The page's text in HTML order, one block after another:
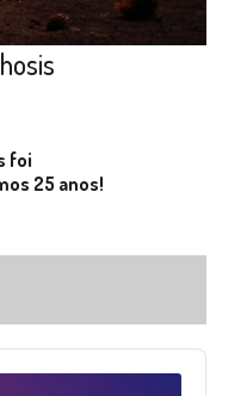
foi
25 anos!